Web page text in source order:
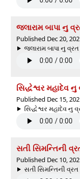
જલારામ બાપા નુ
Published Dec 20,
જલારામ બાપા નુ
સિદ્ધેશ્વર મહાદેવ નુ
Published Dec 15,
સિદ્ધેશ્વર મહાદેવ
સતી સિમન્તિની
Published Dec 10,
સતી સિમન્તિની